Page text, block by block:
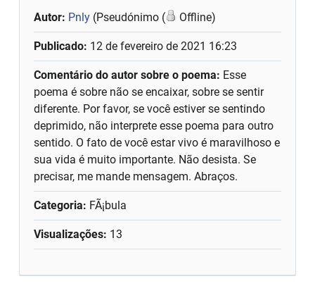
Autor: Pnly (Pseudónimo ( Offline)
Publicado: 12 de fevereiro de 2021 16:23
Comentário do autor sobre o poema: Esse
poema é sobre não se encaixar, sobre se sentir
diferente. Por favor, se você estiver se sentindo
deprimido, não interprete esse poema para outro
sentido. O fato de você estar vivo é maravilhoso e
sua vida é muito importante. Não desista. Se
precisar, me mande mensagem. Abraços.
Categoria: FÃ¡bula
Visualizações: 13